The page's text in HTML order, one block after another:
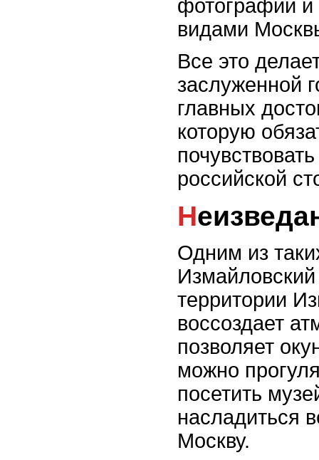
фотографий
видами
Все это
заслуженной
главных
которую
российской
Одним из
территории
воссоздает
позволяет
можно
посетить
насладиться
Москву.